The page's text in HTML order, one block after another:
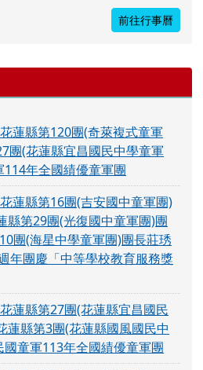
5 6
前往行事曆
蓮縣第120團(奇萊複式童軍
團(花蓮縣宜昌國民中學童軍
年全國績優童軍團
蓮縣第16團(吉安國中童軍團)
縣第29團(光復國中童軍團)團
團(海星中學童軍團)團長莊琇
年團慶「中等學校教育服務獎
蓮縣第27團(花蓮縣宜昌國民
蓮縣第3團(花蓮縣國風國民中
童軍113年全國績優童軍團